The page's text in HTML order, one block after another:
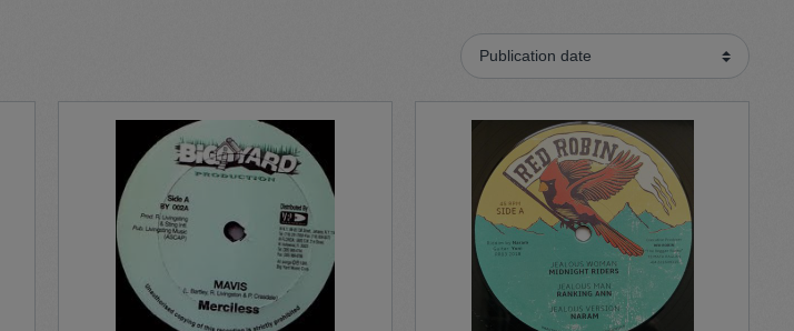
Sweater
Gürtel Cardigan
Handschuhe Schale